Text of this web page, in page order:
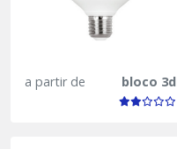
a partir de bloco 3d